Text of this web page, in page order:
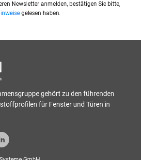
Newsletter anmelden, bestätigen Sie bitte,
gelesen haben.
gehört zu den führenden
für Fenster und Türen in